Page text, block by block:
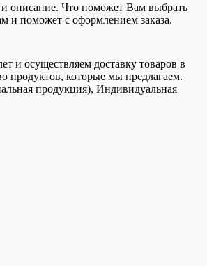
и описание. Что поможет Вам выбрать
и поможет с оформлением заказа.
и осуществляем доставку товаров в
продуктов, которые мы предлагаем.
продукция), Индивидуальная